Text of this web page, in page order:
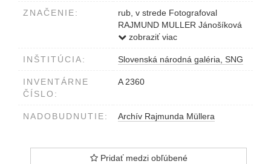
ZNAČENIE:
rub, v strede Fotografoval
RAJMUND MULLER Jánošíková
č. 19 pošta Nové Košariská
zobraziť viac
INŠTITÚCIA: Slovenská národná galéria, SNG
INVENTÁRNE
ČÍSLO:
A 2360
NADOBUDNUTIE: Archív Rajmunda Müllera
Pridať medzi obľúbené